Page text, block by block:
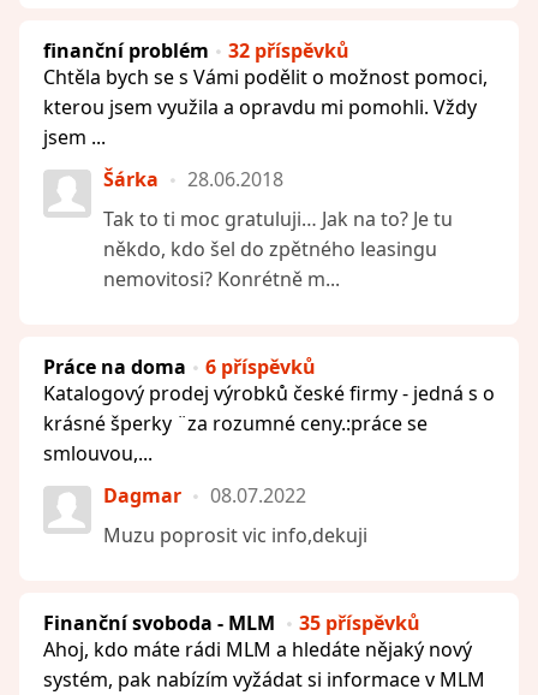
finanční problém
32 příspěvků
Chtěla bych se s Vámi podělit o možnost pomoci,
kterou jsem využila a opravdu mi pomohli. Vždy
jsem ...
Šárka
28.06.2018
Tak to ti moc gratuluji… Jak na to? Je tu
někdo, kdo šel do zpětného leasingu
nemovitosi? Konrétně m...
Práce na doma
6 příspěvků
Katalogový prodej výrobků české firmy - jedná s o
krásné šperky ¨za rozumné ceny.:práce se
smlouvou,...
Dagmar
08.07.2022
Muzu poprosit vic info,dekuji
Finanční svoboda - MLM
35 příspěvků
Ahoj, kdo máte rádi MLM a hledáte nějaký nový
systém, pak nabízím vyžádat si informace v MLM